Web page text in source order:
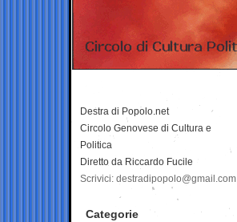
Destra di Popolo.net
Circolo Genovese di Cultura e
Politica
Diretto da Riccardo Fucile
Scrivici: destradipopolo@gmail.com
Categorie